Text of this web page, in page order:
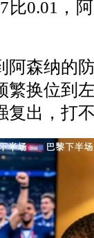
比0.01，
阿森纳的
繁换位到
复出，打